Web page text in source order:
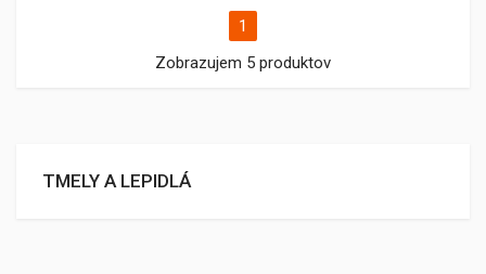
TMELY A LEPIDLÁ
1
Zobrazujem 5 produktov